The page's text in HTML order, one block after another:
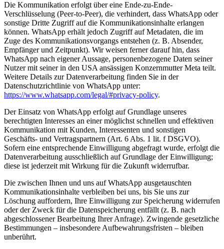
Die Kommunikation erfolgt über eine Ende-zu-Ende-
Verschlüsselung (Peer-to-Peer), die verhindert, dass WhatsApp oder
sonstige Dritte Zugriff auf die Kommunikationsinhalte erlangen
können. WhatsApp erhält jedoch Zugriff auf Metadaten, die im
Zuge des Kommunikationsvorgangs entstehen (z. B. Absender,
Empfänger und Zeitpunkt). Wir weisen ferner darauf hin, dass
WhatsApp nach eigener Aussage, personenbezogene Daten seiner
Nutzer mit seiner in den USA ansässigen Konzernmutter Meta teilt.
Weitere Details zur Datenverarbeitung finden Sie in der
Datenschutzrichtlinie von WhatsApp unter:
https://www.whatsapp.com/legal/#privacy-policy.
Der Einsatz von WhatsApp erfolgt auf Grundlage unseres
berechtigten Interesses an einer möglichst schnellen und effektiven
Kommunikation mit Kunden, Interessenten und sonstigen
Geschäfts- und Vertragspartnern (Art. 6 Abs. 1 lit. f DSGVO).
Sofern eine entsprechende Einwilligung abgefragt wurde, erfolgt die
Datenverarbeitung ausschließlich auf Grundlage der Einwilligung;
diese ist jederzeit mit Wirkung für die Zukunft widerrufbar.
Die zwischen Ihnen und uns auf WhatsApp ausgetauschten
Kommunikationsinhalte verbleiben bei uns, bis Sie uns zur
Löschung auffordern, Ihre Einwilligung zur Speicherung widerrufen
oder der Zweck für die Datenspeicherung entfällt (z. B. nach
abgeschlossener Bearbeitung Ihrer Anfrage). Zwingende gesetzliche
Bestimmungen – insbesondere Aufbewahrungsfristen – bleiben
unberührt.